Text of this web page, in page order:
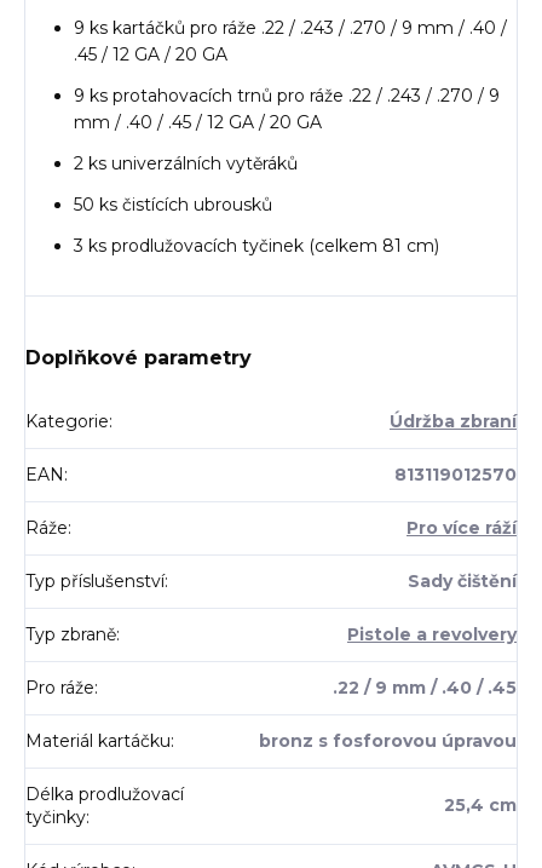
9 ks kartáčků pro ráže .22 / .243 / .270 / 9 mm / .40 /
.45 / 12 GA / 20 GA
9 ks protahovacích trnů pro ráže .22 / .243 / .270 / 9
mm / .40 / .45 / 12 GA / 20 GA
2 ks univerzálních vytěráků
50 ks čistících ubrousků
3 ks prodlužovacích tyčinek (celkem 81 cm)
Doplňkové parametry
Kategorie: Údržba zbraní
EAN: 813119012570
Ráže: Pro více ráží
Typ příslušenství: Sady čištění
Typ zbraně: Pistole a revolvery
Pro ráže: .22 / 9 mm / .40 / .45
Materiál kartáčku: bronz s fosforovou úpravou
Délka prodlužovací
tyčinky:
25,4 cm